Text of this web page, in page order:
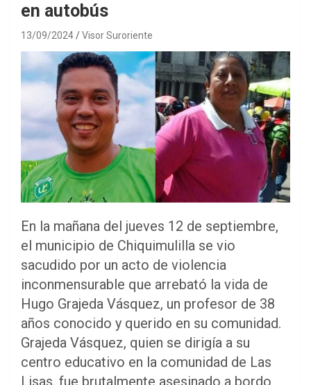
en autobús
13/09/2024 Visor Suroriente
En la mañana del jueves 12 de septiembre,
el municipio de Chiquimulilla se vio
sacudido por un acto de violencia
inconmensurable que arrebató la vida de
Hugo Grajeda Vásquez, un profesor de 38
años conocido y querido en su comunidad.
Grajeda Vásquez, quien se dirigía a su
centro educativo en la comunidad de Las
Lisas, fue brutalmente asesinado a bordo